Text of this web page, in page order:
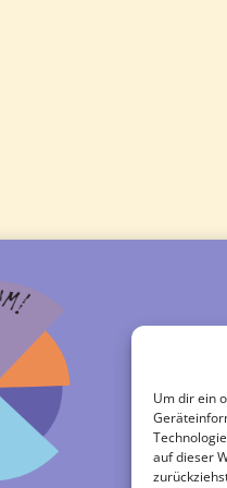
Um dir ein
auf dieser